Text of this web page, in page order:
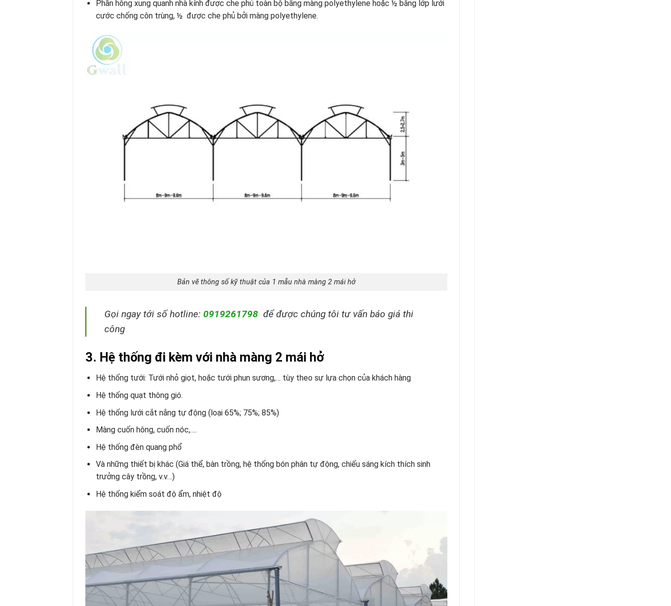
Phần hông xung quanh nhà kính được che phủ toàn bộ bằng màng polyethylene hoặc ½ bằng lớp lưới
cước chống côn trùng, ½ được che phủ bởi màng polyethylene.
Bản vẽ thông số kỹ thuật của 1 mẫu nhà màng 2 mái hở
Gọi ngay tới số hotline: 0919261798 để được chúng tôi tư vấn báo giá thi
công
3. Hệ thống đi kèm với nhà màng 2 mái hở
Hệ thống tưới: Tưới nhỏ giọt, hoặc tưới phun sương,… tùy theo sự lựa chọn của khách hàng
Hệ thống quạt thông gió.
Hệ thống lưới cắt nắng tự động (loại 65%; 75%; 85%)
Màng cuốn hông, cuốn nóc,….
Hệ thống đèn quang phổ
Và những thiết bị khác (Giá thể, bàn trồng, hệ thống bón phân tự động, chiếu sáng kích thích sinh
trưởng cây trồng, v.v…)
Hệ thống kiểm soát độ ẩm, nhiệt độ